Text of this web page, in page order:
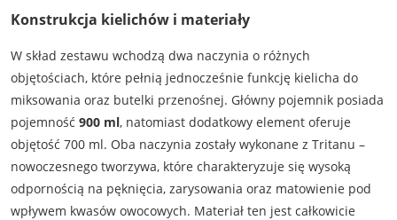
Konstrukcja kielichów i materiały
W skład zestawu wchodzą dwa naczynia o różnych
objętościach, które pełnią jednocześnie funkcję kielicha do
miksowania oraz butelki przenośnej. Główny pojemnik posiada
pojemność 900 ml, natomiast dodatkowy element oferuje
objętość 700 ml. Oba naczynia zostały wykonane z Tritanu –
nowoczesnego tworzywa, które charakteryzuje się wysoką
odpornością na pęknięcia, zarysowania oraz matowienie pod
wpływem kwasów owocowych. Materiał ten jest całkowicie